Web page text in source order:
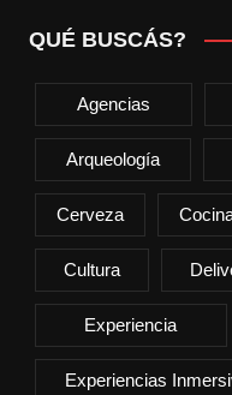
QUÉ BUSCÁS?
Agencias
Arqueología
Cerveza
Cultura
Experiencia
Experiencias